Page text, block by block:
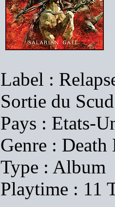
Label :
Sortie du
Pays : Etats-
Genre : Death
Type : Album
Playtime : 11